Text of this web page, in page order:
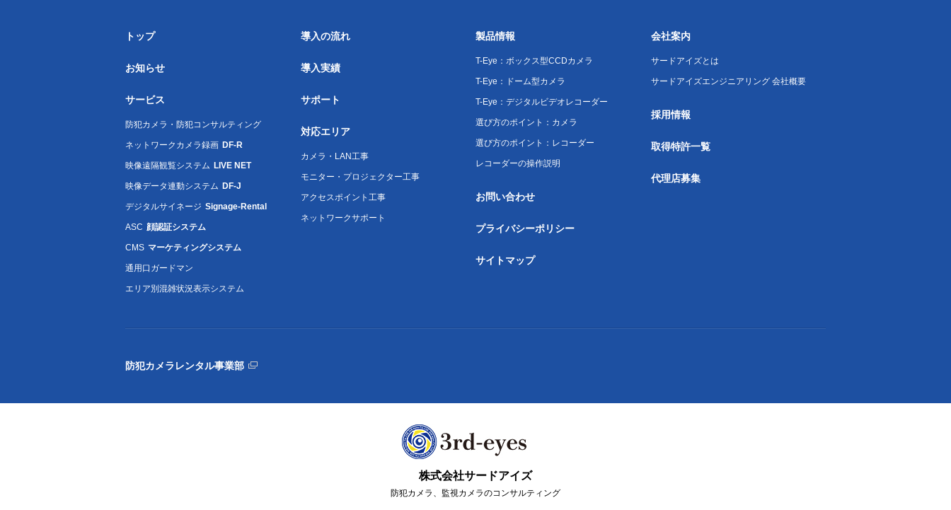
トップ
お知らせ
サービス
防犯カメラ・防犯コンサルティング
ネットワークカメラ録画 DF-R
映像遠隔観覧システム LIVE NET
映像データ連動システム DF-J
デジタルサイネージ Signage-Rental
ASC 顔認証システム
CMS マーケティングシステム
通用口ガードマン
エリア別混雑状況表示システム
導入の流れ
導入実績
サポート
対応エリア
カメラ・LAN工事
モニター・プロジェクター工事
アクセスポイント工事
ネットワークサポート
製品情報
T-Eye：ボックス型CCDカメラ
T-Eye：ドーム型カメラ
T-Eye：デジタルビデオレコーダー
選び方のポイント：カメラ
選び方のポイント：レコーダー
レコーダーの操作説明
お問い合わせ
プライバシーポリシー
サイトマップ
会社案内
サードアイズとは
サードアイズエンジニアリング 会社概要
採用情報
取得特許一覧
代理店募集
防犯カメラレンタル事業部
株式会社サードアイズ
防犯カメラ、監視カメラのコンサルティング